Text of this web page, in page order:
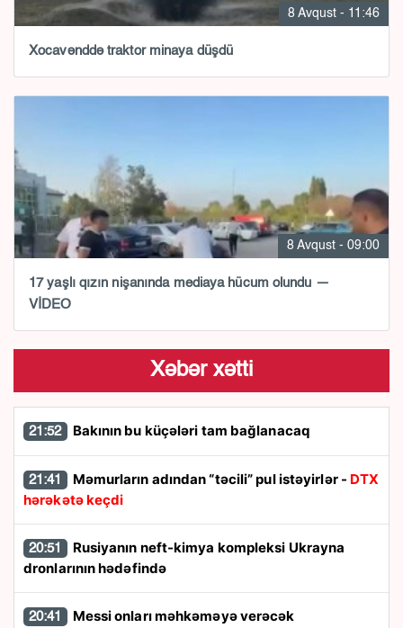
8 Avqust - 11:46
Xocavənddə traktor minaya düşdü
8 Avqust - 09:00
17 yaşlı qızın nişanında mediaya hücum olundu —
VİDEO
Xəbər xətti
21:52 Bakının bu küçələri tam bağlanacaq
21:41 Məmurların adından “təcili” pul istəyirlər - DTX
hərəkətə keçdi
20:51
dronlarının hədəfində
20:41 Messi onları məhkəməyə verəcək